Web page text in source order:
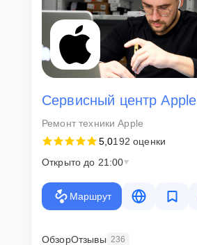
Сервисный центр Apple
Ремонт техники Apple
5,0192 оценки
Открыто до 21:00
Маршрут
ОбзорОтзывы 236